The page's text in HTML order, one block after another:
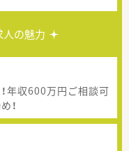
人の魅力
年収600万円ご相談可
！